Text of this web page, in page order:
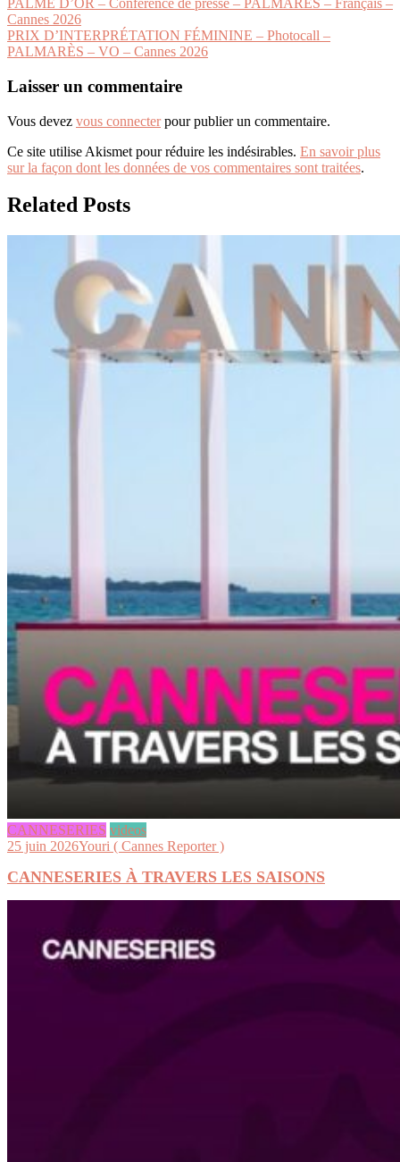
Navigation
de
l’article
PALME D’OR – Conférence de presse – PALMARÈS – Français –
Cannes 2026
PRIX D’INTERPRÉTATION FÉMININE – Photocall –
PALMARÈS – VO – Cannes 2026
Laisser un commentaire
Vous devez vous connecterpour publier un commentaire.
Ce site utilise Akismet pour réduire les indésirables. En savoir plus
sur la façon dont les données de vos commentaires sont traitées.
Related Posts
CANNESERIES videos
25 juin 2026Youri ( Cannes Reporter )
CANNESERIES À TRAVERS LES SAISONS